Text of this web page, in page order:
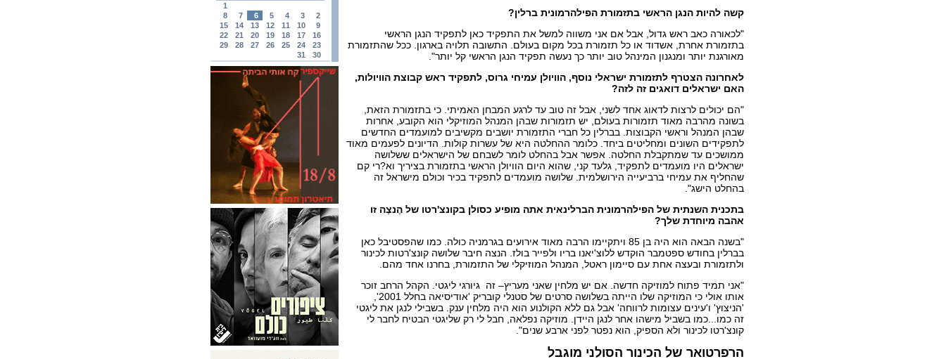
1
2
3
4
5
6
7
8
9
10
11
12
13
14
15
16
17
18
19
20
21
22
23
24
25
26
27
28
29
30
31
קשה להיות הנגן הראשי בתזמורת הפילהרמונית ברלין?
"לכאורה כאב ראש גדול, אבל אם אני משווה למשל את התפקיד כאן לתפקיד הנגן הראשי
בתזמורת אחרת, אשדוד או כל תזמורת בכל מקום בעולם. התשובה תלויה בארגון. ככל שהתזמורת
מאורגנת יותר ומנגנון המינהל טוב יותר כך נעשה תפקיד הנגן הראשי קל יותר".
לאחרונה הצטרף לתזמורת ישראלי נוסף, הוויולן עמיחי גרוס, לתפקיד ראש קבוצת הוויולות,
האם ישראלים דואגים זה לזה?
"הם יכולים לרצות לדאוג אחד לשני, אבל זה טוב עד לרגע המבחן האמיתי. כי בתזמורת הזאת,
בשונה מהרבה מאוד תזמורות בעולם, יש תזמורות שבהן המנהל המוזיקלי הוא הקובע, אחרות
שבהן המנהל וראשי הקבוצות. בברלין כל חברי התזמורת יושבים מקשיבים למועמדים החדשים
לתפקידים השונים ומחליטים ביחד. כלומר ההחלטה היא של עשרות קולות. הדיונים לפעמים מאוד
ממושכים עד שמתקבלת החלטה. אפשר אבל בהחלט לומר לשבחם של הישראלים ששלושה
ישראלים היו מועמדים לתפקיד, גלעד קני, שהוא היום הוויולן הראשי בתזמורת בציריך וא?רי קם
שהחליף את עמיחי ברביעייה הירושלמית. שלושה מועמדים לתפקיד בכיר וכולם מישראל זה
בהחלט הישג".
בתכנית השנתית של הפילהרמונית הברלינאית אתה מופיע כסולן בקונצ'רטו של הֶנצֶה זו
אהבה מיוחדת שלך?
"בשנה הבאה הוא היה בן 85 ויתקיימו הרבה מאוד אירועים בגרמניה כולה. כמו שהפסטיבל כאן
בברלין בחודש ספטמבר הוקדש ללוצ'יאנו בריו ולפייר בולז. הנצה חיבר שלושה קונצ'רטות לכינור
ולתזמורת ובעצה אחת עם סיימון ראטל, המנהל המוזיקלי של התזמורת, בחרנו אחד מהם.
"אני תמיד פתוח למוזיקה חדשה. אם יש מלחין שאני מעריץ– זה גיורגי ליגטי. הקהל הרחב זוכר
אותו אולי כי המוזיקה שלו הייתה בשלושה סרטים של סטנלי קובריק 'אודיסיאה בחלל 2001',
'הניצוץ' ו'עינים עצומות לרווחה' אבל גם ללא הקולנוע הוא היה מלחין ענק. בשבילי לנגן את ליגטי
זה כמו...כמו בשביל מישהו אחר לנגן היידן. מוזיקה נפלאה, חבל לי רק שליגטי הבטיח לחבר לי
קונצ'רטו לכינור ולא הספיק, הוא נפטר לפני ארבע שנים".
הרפרטואר של הכינור הסולני מוגבל